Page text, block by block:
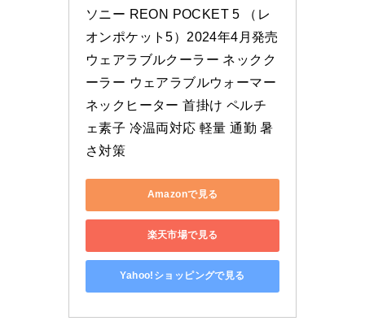
ソニー REON POCKET 5 （レ
オンポケット5）2024年4月発売
ウェアラブルクーラー ネックク
ーラー ウェアラブルウォーマー
ネックヒーター 首掛け ペルチ
ェ素子 冷温両対応 軽量 通勤 暑
さ対策
Amazonで見る
楽天市場で見る
Yahoo!ショッピングで見る